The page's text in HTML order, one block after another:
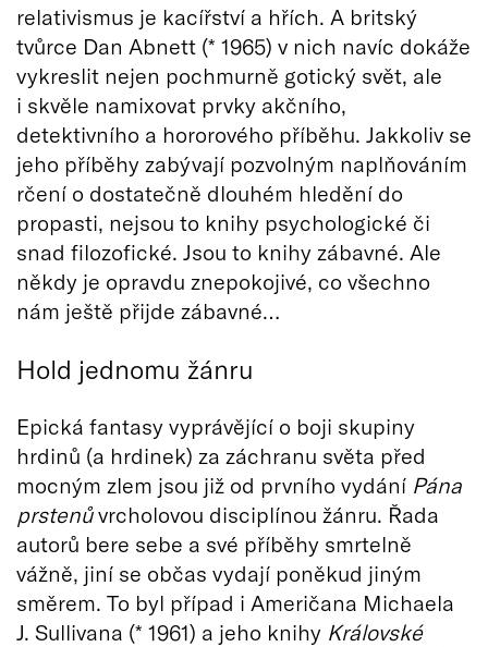
relativismus je kacířství a hřích. A britský
tvůrce Dan Abnett (* 1965) v nich navíc dokáže
vykreslit nejen pochmurně gotický svět, ale
i skvěle namixovat prvky akčního,
detektivního a hororového příběhu. Jakkoliv se
jeho příběhy zabývají pozvolným naplňováním
rčení o dostatečně dlouhém hledění do
propasti, nejsou to knihy psychologické či
snad filozofické. Jsou to knihy zábavné. Ale
někdy je opravdu znepokojivé, co všechno
nám ještě přijde zábavné…
Hold jednomu žánru
Epická fantasy vyprávějící o boji skupiny
hrdinů (a hrdinek) za záchranu světa před
mocným zlem jsou již od prvního vydání Pána
prstenůvrcholovou disciplínou žánru. Řada
autorů bere sebe a své příběhy smrtelně
vážně, jiní se občas vydají poněkud jiným
směrem. To byl případ i Američana Michaela
J. Sullivana (* 1961) a jeho knihy Královské